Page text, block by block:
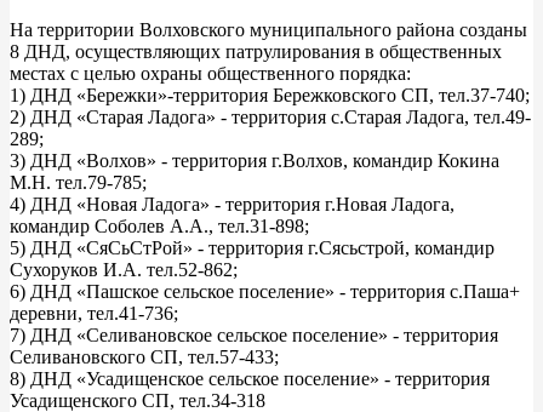
На территории Волховского муниципального района созданы
8 ДНД, осуществляющих патрулирования в общественных
местах с целью охраны общественного порядка:
1) ДНД «Бережки»-территория Бережковского СП, тел.37-740;
2) ДНД «Старая Ладога» - территория с.Старая Ладога, тел.49-
289;
3) ДНД «Волхов» - территория г.Волхов, командир Кокина
М.Н. тел.79-785;
4) ДНД «Новая Ладога» - территория г.Новая Ладога,
командир Соболев А.А., тел.31-898;
5) ДНД «СяСьСтРой» - территория г.Сясьстрой, командир
Сухоруков И.А. тел.52-862;
6) ДНД «Пашское сельское поселение» - территория с.Паша+
деревни, тел.41-736;
7) ДНД «Селивановское сельское поселение» - территория
Селивановского СП, тел.57-433;
8) ДНД «Усадищенское сельское поселение» - территория
Усадищенского СП, тел.34-318